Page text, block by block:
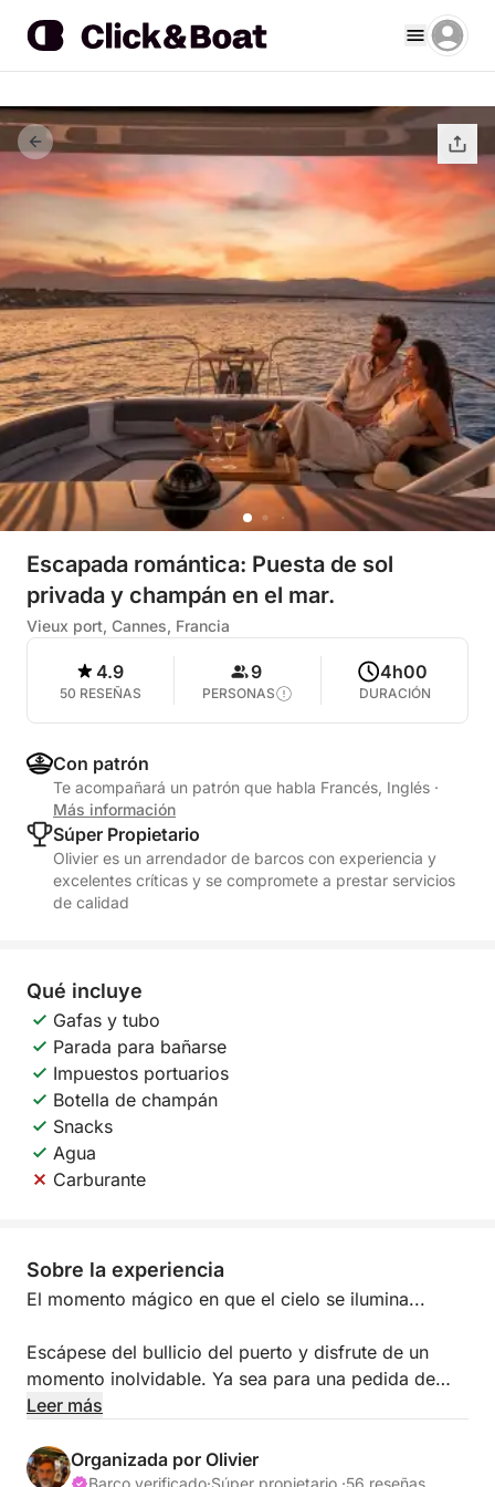
Escapada romántica: Puesta de sol
privada y champán en el mar.
Vieux port, Cannes, Francia
4.9
50 RESEÑAS
9
PERSONAS
4h00
DURACIÓN
Con patrón
Te acompañará un patrón que habla Francés, Inglés ·
Más información
Súper Propietario
Olivier es un arrendador de barcos con experiencia y
excelentes críticas y se compromete a prestar servicios
de calidad
Qué incluye
Gafas y tubo
Parada para bañarse
Impuestos portuarios
Botella de champán
Snacks
Agua
Carburante
Sobre la experiencia
El momento mágico en que el cielo se ilumina...
Escápese del bullicio del puerto y disfrute de un
momento inolvidable. Ya sea para una pedida de
mano, un aniversario o simplemente para disfrutar
experiencia de navegación íntima a los rincones más
Leer más
Organizada por Olivier
Barco verificado·Súper propietario ·56 reseñas